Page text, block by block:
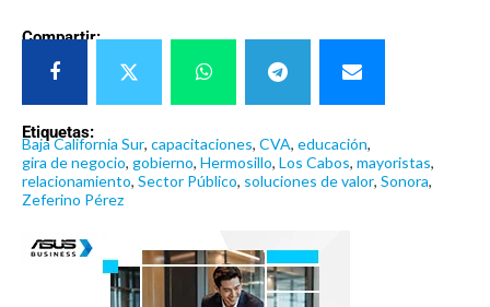
Compartir:
Etiquetas:
Baja California Sur, capacitaciones, CVA, educación,
gira de negocio, gobierno, Hermosillo, Los Cabos, mayoristas,
relacionamiento, Sector Público, soluciones de valor, Sonora,
Zeferino Pérez